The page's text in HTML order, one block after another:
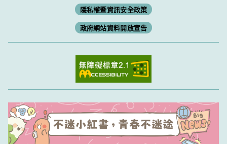
隱私權暨資訊安全政策
政府網站資料開放宣告